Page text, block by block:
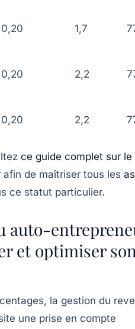
0,20 1,7
0,20 2,2
0,20 2,2
ce guide complet sur le
afin de maîtriser tous les
ce statut particulier.
auto-
et optimiser
la gestion du
une prise en compte